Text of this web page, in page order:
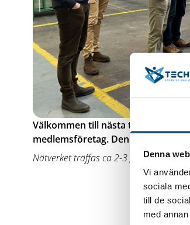
Denna
Vi
sociala
till de
med
Välkommen till nästa träff för
medlemsföretag. Denna gång
Nätverket träffas ca 2-3 ggr/år.